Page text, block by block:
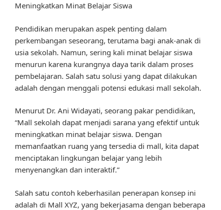
Meningkatkan Minat Belajar Siswa
Pendidikan merupakan aspek penting dalam
perkembangan seseorang, terutama bagi anak-anak di
usia sekolah. Namun, sering kali minat belajar siswa
menurun karena kurangnya daya tarik dalam proses
pembelajaran. Salah satu solusi yang dapat dilakukan
adalah dengan menggali potensi edukasi mall sekolah.
Menurut Dr. Ani Widayati, seorang pakar pendidikan,
“Mall sekolah dapat menjadi sarana yang efektif untuk
meningkatkan minat belajar siswa. Dengan
memanfaatkan ruang yang tersedia di mall, kita dapat
menciptakan lingkungan belajar yang lebih
menyenangkan dan interaktif.”
Salah satu contoh keberhasilan penerapan konsep ini
adalah di Mall XYZ, yang bekerjasama dengan beberapa